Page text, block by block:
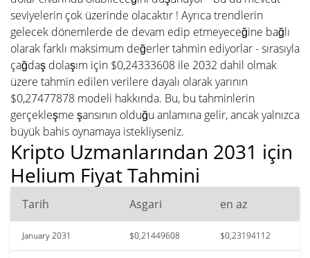
seviyelerin çok üzerinde olacaktır ! Ayrıca trendlerin
gelecek dönemlerde de devam edip etmeyeceğine bağlı
olarak farklı maksimum değerler tahmin ediyorlar - sırasıyla
çağdaş dolaşım için $0,24333608 ile 2032 dahil olmak
üzere tahmin edilen verilere dayalı olarak yarının
$0,27477878 modeli hakkında. Bu, bu tahminlerin
gerçekleşme şansının olduğu anlamına gelir, ancak yalnızca
büyük bahis oynamaya istekliyseniz.
Kripto Uzmanlarından 2031 için
Helium Fiyat Tahmini
Tarih Asgari en az
January 2031 $0,21449608 $0,23194112